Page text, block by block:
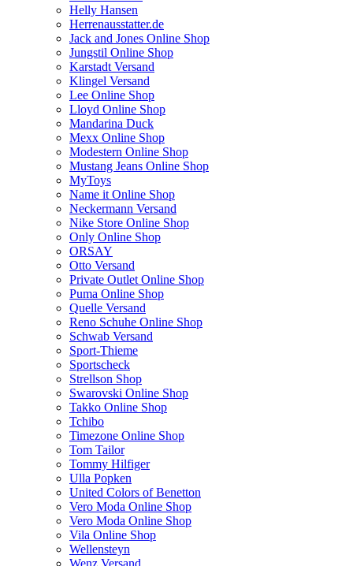
Helly Hansen
Herrenausstatter.de
Jack and Jones Online Shop
Jungstil Online Shop
Karstadt Versand
Klingel Versand
Lee Online Shop
Lloyd Online Shop
Mandarina Duck
Mexx Online Shop
Modestern Online Shop
Mustang Jeans Online Shop
MyToys
Name it Online Shop
Neckermann Versand
Nike Store Online Shop
Only Online Shop
ORSAY
Otto Versand
Private Outlet Online Shop
Puma Online Shop
Quelle Versand
Reno Schuhe Online Shop
Schwab Versand
Sport-Thieme
Sportscheck
Strellson Shop
Swarovski Online Shop
Takko Online Shop
Tchibo
Timezone Online Shop
Tom Tailor
Tommy Hilfiger
Ulla Popken
United Colors of Benetton
Vero Moda Online Shop
Vero Moda Online Shop
Vila Online Shop
Wellensteyn